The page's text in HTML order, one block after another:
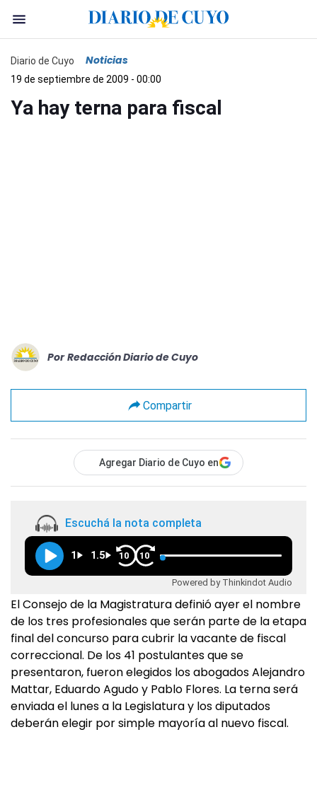
Diario de Cuyo Noticias
19 de septiembre de 2009 - 00:00
Ya hay terna para fiscal
Por Redacción Diario de Cuyo
Compartir
Agregar Diario de Cuyo en
Escuchá la nota completa
1 1.5 10 10
Powered by Thinkindot Audio
El Consejo de la Magistratura definió ayer el nombre
de los tres profesionales que serán parte de la etapa
final del concurso para cubrir la vacante de fiscal
correccional. De los 41 postulantes que se
presentaron, fueron elegidos los abogados Alejandro
Mattar, Eduardo Agudo y Pablo Flores. La terna será
enviada el lunes a la Legislatura y los diputados
deberán elegir por simple mayoría al nuevo fiscal.